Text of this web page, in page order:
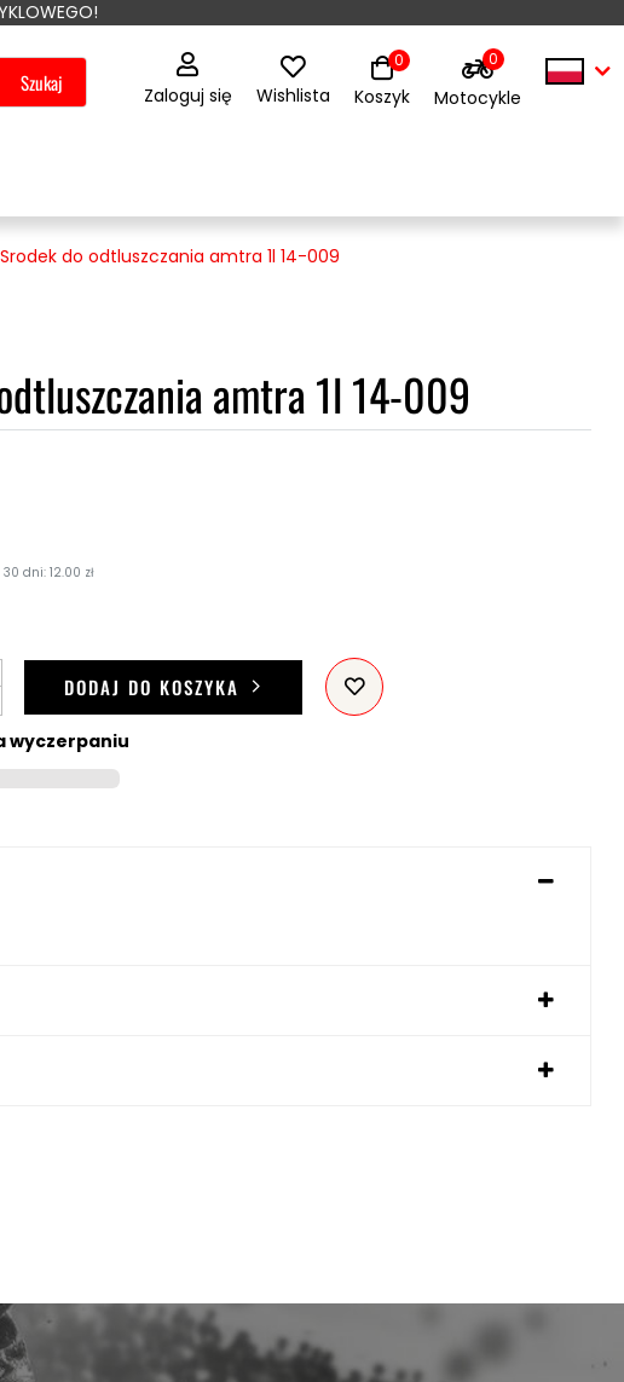
Szukaj Zaloguj się Wishlista Koszyk
0 0
Motocykle
Srodek do odtluszczania amtra 1l 14-009
amtra 1l 14-009
dni: 12.00 zł
DODAJ DO KOSZYKA
wyczerpaniu